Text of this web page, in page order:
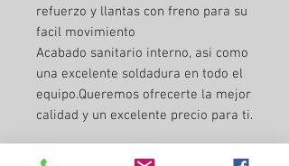
refuerzo y llantas con freno para su
facil movimiento
Acabado sanitario interno, asi como
una excelente soldadura en todo el
equipo.Queremos ofrecerte la mejor
calidad y un excelente precio para ti.
Se fabrica de 2 a 3 semanas habiles